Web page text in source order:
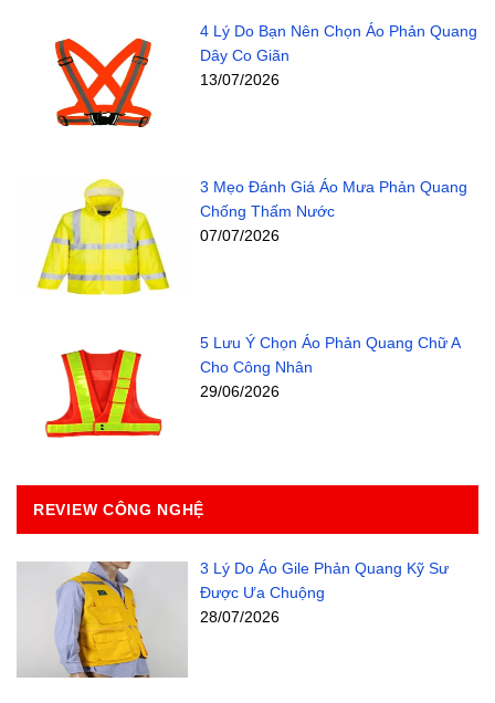
4 Lý Do Bạn Nên Chọn Áo Phản Quang
Dây Co Giãn
13/07/2026
3 Mẹo Đánh Giá Áo Mưa Phản Quang
Chống Thấm Nước
07/07/2026
5 Lưu Ý Chọn Áo Phản Quang Chữ A
Cho Công Nhân
29/06/2026
REVIEW CÔNG NGHỆ
3 Lý Do Áo Gile Phản Quang Kỹ Sư
Được Ưa Chuộng
28/07/2026